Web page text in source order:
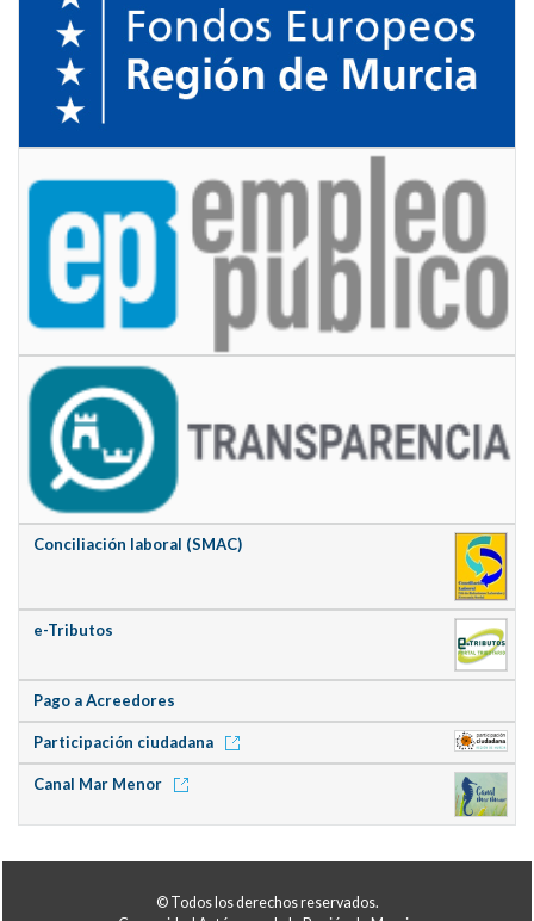
Conciliación laboral (SMAC)
e-Tributos
Pago a Acreedores
Participación ciudadana
Canal Mar Menor
© Todos los derechos reservados.